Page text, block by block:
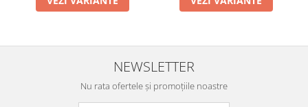
NEWSLETTER
Nu rata ofertele și promoțiile noastre